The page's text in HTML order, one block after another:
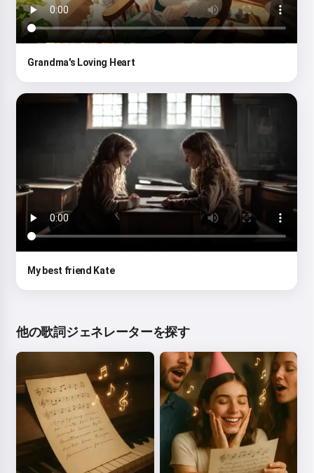
Grandma's Loving Heart
My best friend Kate
他の歌詞ジェネレーターを探す